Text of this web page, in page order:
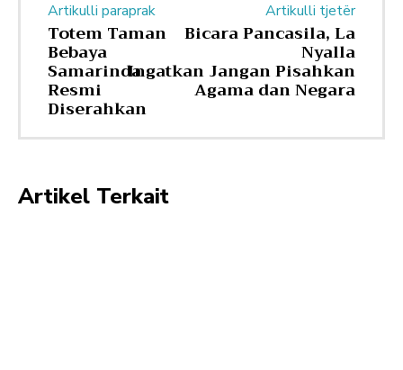
Artikulli paraprak
Totem Taman
Bebaya
Samarinda
Resmi
Diserahkan
Artikulli tjetër
Bicara Pancasila, La
Nyalla
Ingatkan Jangan Pisahkan
Agama dan Negara
Artikel Terkait